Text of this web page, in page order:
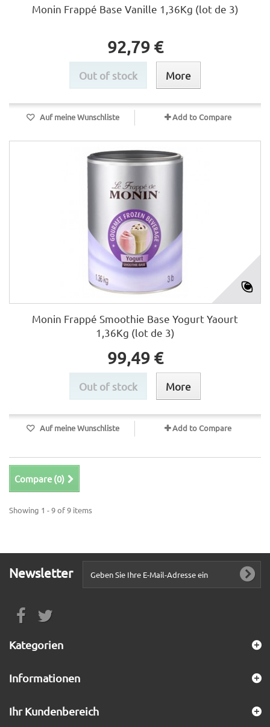
Monin Frappé Base Vanille 1,36Kg (lot de 3)
92,79 €
Out of stock More
Auf meine Wunschliste Add to Compare
Monin Frappé Smoothie Base Yogurt Yaourt
1,36Kg (lot de 3)
99,49 €
Out of stock More
Auf meine Wunschliste Add to Compare
Compare (0)
Showing 1 - 9 of 9 items
Newsletter
Kategorien
Informationen
Ihr Kundenbereich